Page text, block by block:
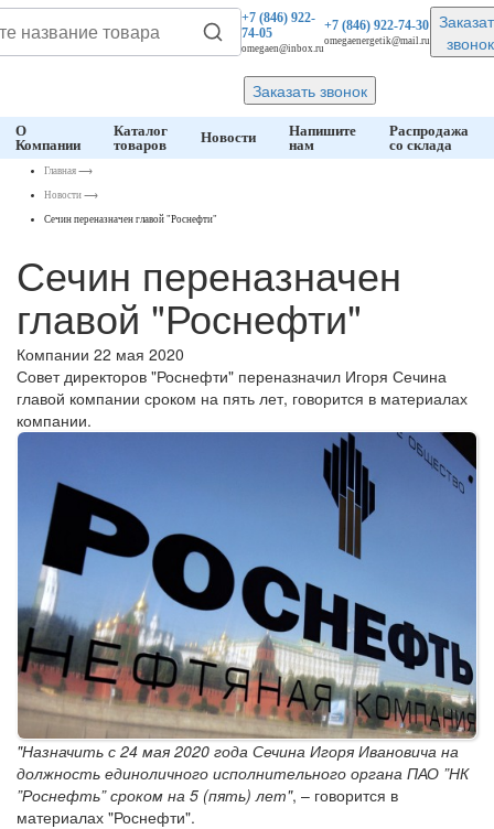
+7 (846)922-
74-05
omegaen@inbox.ru
+7 (846)922-74-30
omegaenergetik@mail.ru
звонок
Заказать звонок
О
Компании
Каталог
товаров
Новости
Напишите
нам
Распродажа
со склада
Главная ⟶
Новости ⟶
Сечин переназначен главой "Роснефти"
Сечин переназначен
главой "Роснефти"
Компании 22 мая 2020
Совет директоров "Роснефти" переназначил Игоря Сечина
главой компании сроком на пять лет, говорится в материалах
компании.
"Назначить с 24 мая 2020 года Сечина Игоря Ивановича на
должность единоличного исполнительного органа ПАО ”НК
”Роснефть” сроком на 5 (пять) лет", – говорится в
материалах "Роснефти".